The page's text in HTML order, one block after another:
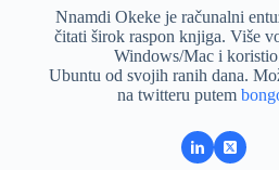
Nnamdi Okeke je računalni
čitati širok raspon knjiga. Više
Windows/Mac i
Ubuntu od svojih ranih dana.
na twitteru putem